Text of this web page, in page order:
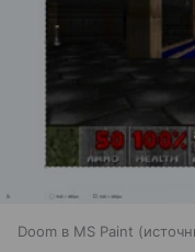
Doom в MS Paint